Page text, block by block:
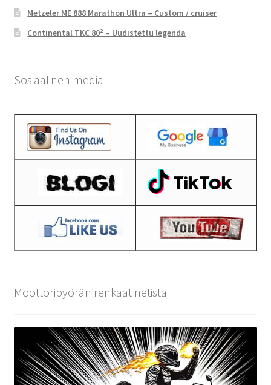
Metzeler ME 888 Marathon Ultra – Custom / cruiser
Continental TKC 80² – Uudistettu legenda
Sosiaalinen media
Moottoripyörän renkaat netistä